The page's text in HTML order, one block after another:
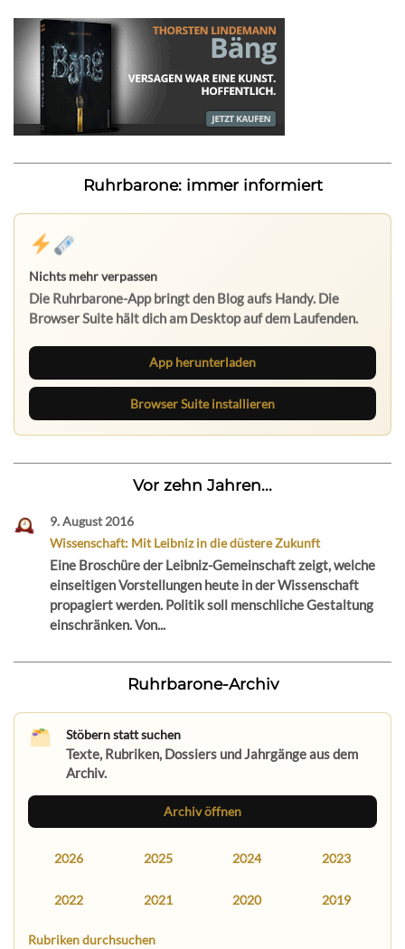
Ruhrbarone: immer informiert
Nichts mehr verpassen
Die Ruhrbarone-App bringt den Blog aufs Handy. Die
Browser Suite hält dich am Desktop auf dem Laufenden.
App herunterladen
Browser Suite installieren
Vor zehn Jahren...
9. August 2016
Wissenschaft: Mit Leibniz in die düstere Zukunft
Eine Broschüre der Leibniz-Gemeinschaft zeigt, welche
einseitigen Vorstellungen heute in der Wissenschaft
propagiert werden. Politik soll menschliche Gestaltung
einschränken. Von...
Ruhrbarone-Archiv
Stöbern statt suchen
Texte, Rubriken, Dossiers und Jahrgänge aus dem
Archiv.
Archiv öffnen
2026 2025 2024 2023
2022 2021 2020 2019
Rubriken durchsuchen